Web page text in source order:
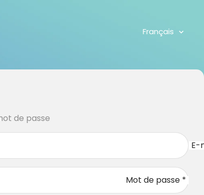
Langue
Français
de passe
E-
Mot de passe *